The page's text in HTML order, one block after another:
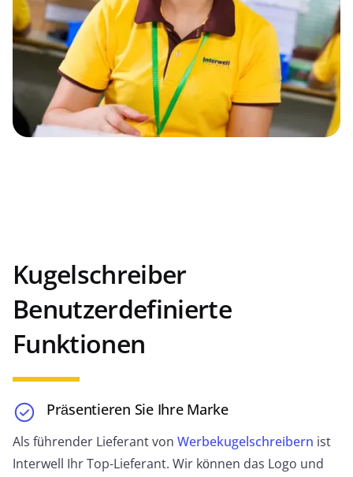
Novelty Pen
Wenn Sie einzigartige Stifte wollen, sind unsere
Neuheiten-Kollektionen der richtige Weg! Diese
Stifte haben unverwechselbare Formen, Farben
oder Merkmale, die sich von traditionellen
unterscheiden. Sie können eine erfreuliche und
funktionale Möglichkeit sein, Ihre Persönlichkeit
Einhornstift
Fügen Sie Ihren gewöhnlichen oder mehrfarbigen
hinzu. Spaßig, kreativ und ein neuartiges Geschenk
für Kinder.
Kugelschreiber
Benutzerdefinierte
Funktionen
Präsentieren Sie Ihre Marke
Als führender Lieferant von Werbekugelschreibern ist
Interwell Ihr Top-Lieferant. Wir können das Logo und